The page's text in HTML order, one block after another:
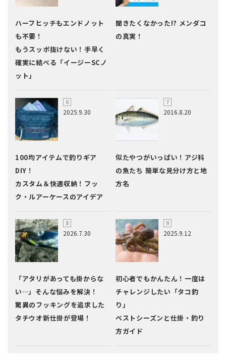
ハーフヒッチもエンドノット
も不要！
もうスッポ抜けない！手早く
確実に結べる「イージーSCノ
ット」
聞きたくなかった!? メンダコ
の真実！
2025.9.30
100均アイテムで釣りギア
DIY！
カスタム＆快適収納！フッ
ク・ルアーケースのアイデア
2016.8.20
似たやつがいっぱい！アジ科
の魚たち 簡単な見分け方と地
方名
2026.7.30
「アタリがあっても掛からな
い…」そんな悩みを解決！
驚異のフッキングを追求した
タチウオ新仕掛が登場！
2025.9.12
初心者でもかんたん！一度は
チャレンジしたい「タコ釣
り」
ベストシーズンと仕掛・釣り
方ガイド